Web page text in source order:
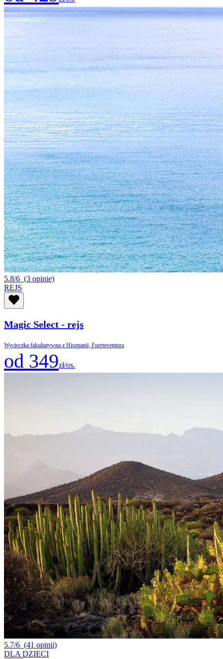
5.8/6 (3 opinie)
REJS
Magic Select - rejs
Wycieczka fakultatywna z Hiszpanii, Fuerteventura
od 349zł/os.
5.7/6 (41 opinii)
DLA DZIECI